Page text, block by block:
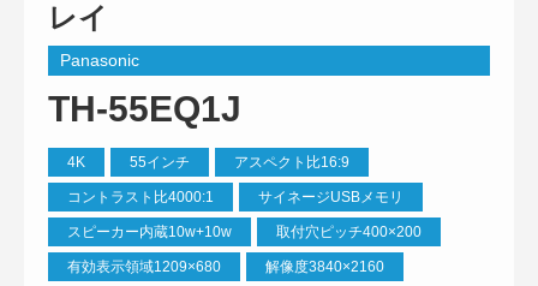
レイ
Panasonic
TH-55EQ1J
4K 55インチ アスペクト比16:9
コントラスト比4000:1 サイネージUSBメモリ
スピーカー内蔵10w+10w 取付穴ピッチ400×200
有効表示領域1209×680 解像度3840×2160